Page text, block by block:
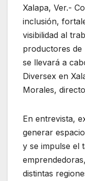
Xalapa, Ver.-
inclusión,
visibilidad al
productores de
se llevará a
Diversex en
Morales,
En entrevista,
generar
y se impulse el
distintas